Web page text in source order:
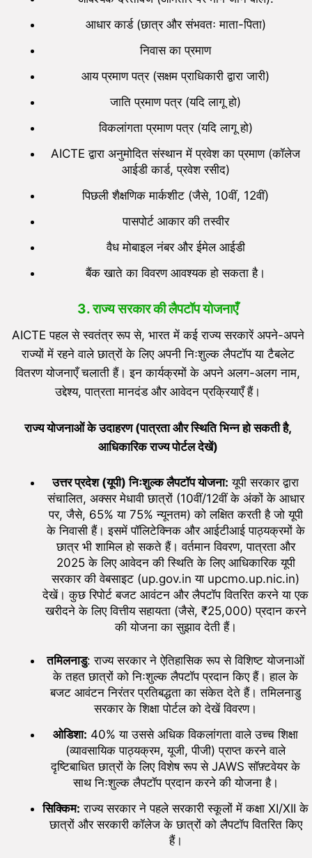
आधार कार्ड (छात्र और संभवतः माता-पिता)
निवास का प्रमाण
आय प्रमाण पत्र (सक्षम प्राधिकारी द्वारा जारी)
जाति प्रमाण पत्र (यदि लागू हो)
विकलांगता प्रमाण पत्र (यदि लागू हो)
AICTE द्वारा अनुमोदित संस्थान में प्रवेश का प्रमाण (कॉलेज
आईडी कार्ड, प्रवेश रसीद)
पिछली शैक्षणिक मार्कशीट (जैसे, 10वीं, 12वीं)
पासपोर्ट आकार की तस्वीर
वैध मोबाइल नंबर और ईमेल आईडी
बैंक खाते का विवरण आवश्यक हो सकता है।
3.राज्य सरकार की लैपटॉप योजनाएँ
AICTE पहल से स्वतंत्र रूप से, भारत में कई राज्य सरकारें अपने-अपने
राज्यों में रहने वाले छात्रों के लिए अपनी निःशुल्क लैपटॉप या टैबलेट
वितरण योजनाएँ चलाती हैं। इन कार्यक्रमों के अपने अलग-अलग नाम,
उद्देश्य, पात्रता मानदंड और आवेदन प्रक्रियाएँ हैं।
राज्य योजनाओं के उदाहरण (पात्रता और स्थिति भिन्न हो सकती है,
आधिकारिक राज्य पोर्टल देखें)
उत्तर प्रदेश (यूपी) निःशुल्क लैपटॉप योजना: यूपी सरकार द्वारा
संचालित, अक्सर मेधावी छात्रों (10वीं/12वीं के अंकों के आधार
पर, जैसे, 65% या 75% न्यूनतम) को लक्षित करती है जो यूपी
के निवासी हैं। इसमें पॉलिटेक्निक और आईटीआई पाठ्यक्रमों के
छात्र भी शामिल हो सकते हैं। वर्तमान विवरण, पात्रता और
2025 के लिए आवेदन की स्थिति के लिए आधिकारिक यूपी
सरकार की वेबसाइट (up.gov.in या upcmo.up.nic.in)
देखें। कुछ रिपोर्ट बजट आवंटन और लैपटॉप वितरित करने या एक
खरीदने के लिए वित्तीय सहायता (जैसे, ₹25,000) प्रदान करने
की योजना का सुझाव देती हैं।
तमिलनाडु: राज्य सरकार ने ऐतिहासिक रूप से विशिष्ट योजनाओं
के तहत छात्रों को निःशुल्क लैपटॉप प्रदान किए हैं। हाल के
बजट आवंटन निरंतर प्रतिबद्धता का संकेत देते हैं। तमिलनाडु
सरकार के शिक्षा पोर्टल को देखें विवरण।
ओडिशा: 40% या उससे अधिक विकलांगता वाले उच्च शिक्षा
(व्यावसायिक पाठ्यक्रम, यूजी, पीजी) प्राप्त करने वाले
दृष्टिबाधित छात्रों के लिए विशेष रूप से JAWS सॉफ़्टवेयर के
साथ निःशुल्क लैपटॉप प्रदान करने की योजना है।
सिक्किम: राज्य सरकार ने पहले सरकारी स्कूलों में कक्षा XI/XII के
छात्रों और सरकारी कॉलेज के छात्रों को लैपटॉप वितरित किए
हैं।